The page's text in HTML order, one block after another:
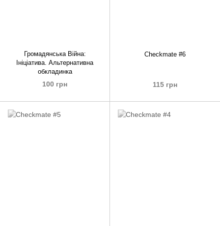
Громадянська Війна:
Ініціатива. Альтернативна
обкладинка
100 грн
Checkmate #6
115 грн